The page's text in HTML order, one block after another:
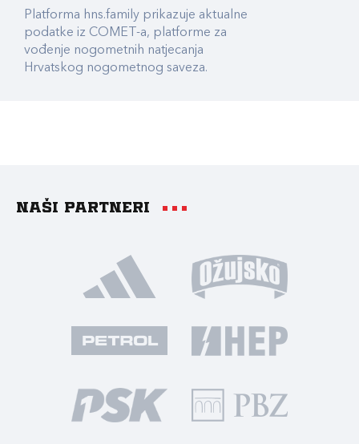
Platforma hns.family prikazuje aktualne
podatke iz COMET-a, platforme za
vođenje nogometnih natjecanja
Hrvatskog nogometnog saveza.
Naši partneri